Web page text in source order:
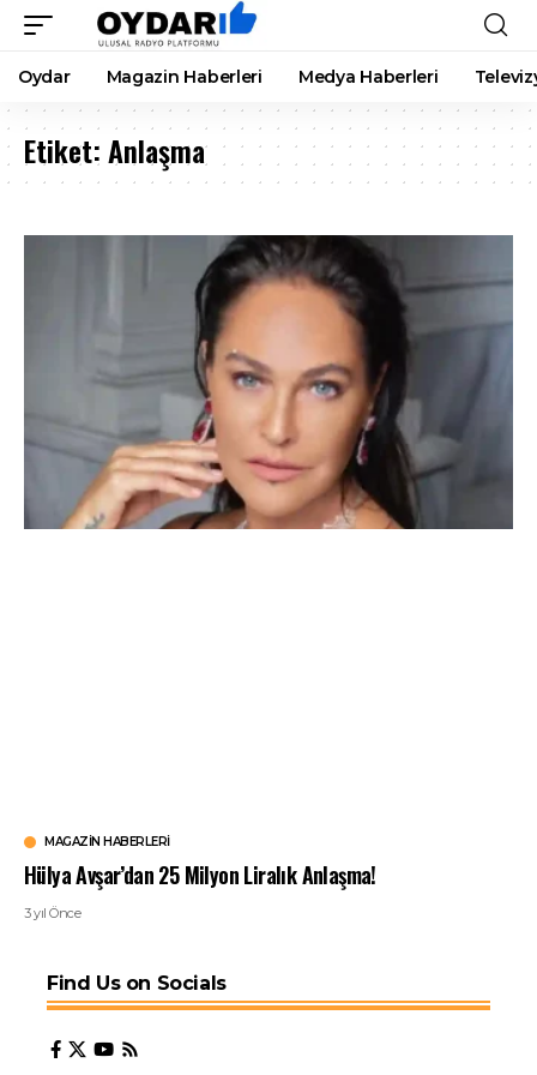
Oydar Magazin Haberleri Medya Haberleri
Etiket:Anlaşma
MAGAZIN HABERLERI
Hülya Avşar’dan 25 Milyon Liralık Anlaşma!
3 yıl Önce
Find Us on Socials